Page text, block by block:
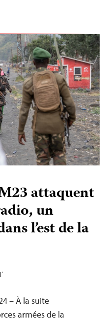
attaquent
un
l’est de la
– À la suite
armées de la